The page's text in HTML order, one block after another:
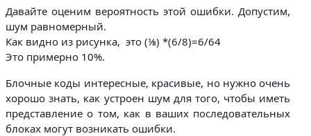
Давайте оценим вероятность этой ошибки. Допустим,
шум равномерный.
Как видно из рисунка, это (⅛) *(6/8)=6/64
Это примерно 10%.
Блочные коды интересные, красивые, но нужно очень
хорошо знать, как устроен шум для того, чтобы иметь
представление о том, как в ваших последовательных
блоках могут возникать ошибки.